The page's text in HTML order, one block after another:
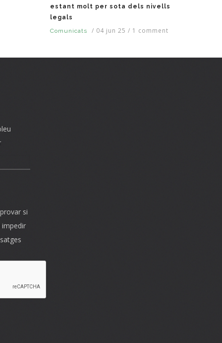
estant molt per sota dels nivells
legals
Comunicats
/ 04 jun 25 / 1 comment
si